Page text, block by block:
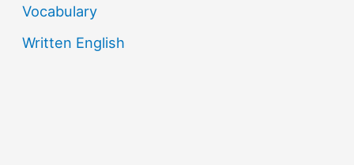
Vocabulary
Written English